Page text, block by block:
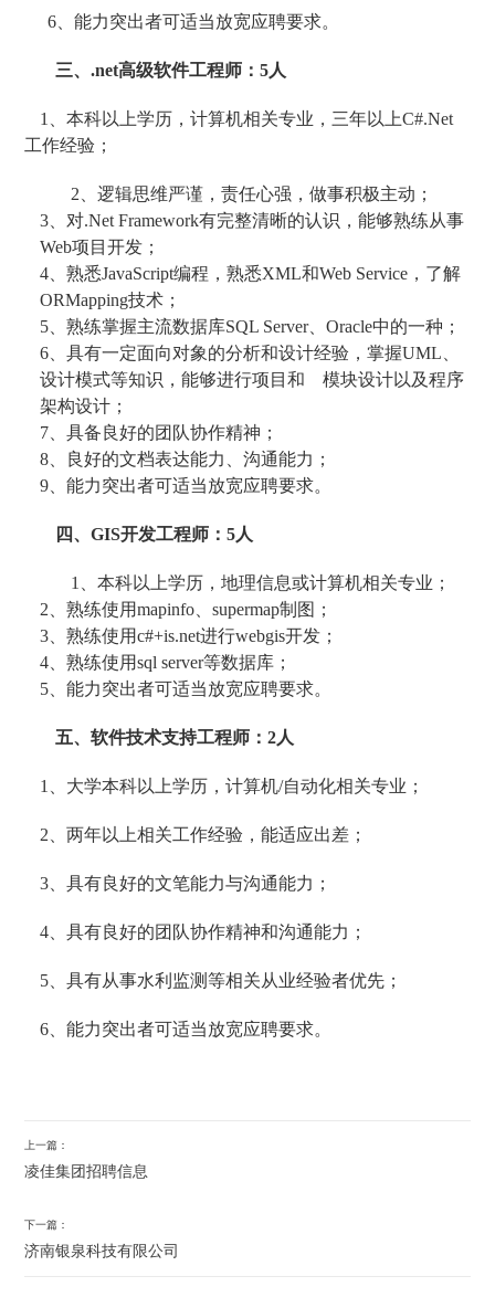
6 、能力突出者可适当放宽应聘要求。
三、.net高级软件工程师：5人
1
、本科以上学历，计算机相关专业，三年以上C#.Net
工作经验；
2 、逻辑思维严谨，责任心强，做事积极主动；
3、对.Net Framework有完整清晰的认识，能够熟练从事
Web项目开发；
4、熟悉JavaScript编程，熟悉XML和Web Service，了解
ORMapping技术；
5、熟练掌握主流数据库SQL Server、Oracle中的一种；
6、具有一定面向对象的分析和设计经验，掌握UML、
设计模式等知识，能够进行项目和 模块设计以及程序
架构设计；
7、具备良好的团队协作精神；
8、良好的文档表达能力、沟通能力；
9 、能力突出者可适当放宽应聘要求。
四、GIS开发工程师：5人
1
、本科以上学历，地理信息或计算机相关专业；
2 、熟练使用mapinfo、supermap制图；
3 、熟练使用c#+is.net进行webgis开发；
4、熟练使用sql server等数据库；
5 、能力突出者可适当放宽应聘要求。
五、软件技术支持工程师：2人
1 、大学本科以上学历，计算机/自动化相关专业；
2 、两年以上相关工作经验，能适应出差；
3 、具有良好的文笔能力与沟通能力；
4 、具有良好的团队协作精神和沟通能力；
5 、具有从事水利监测等相关从业经验者优先；
6 、能力突出者可适当放宽应聘要求。
上一篇：
凌佳集团招聘信息
下一篇：
济南银泉科技有限公司